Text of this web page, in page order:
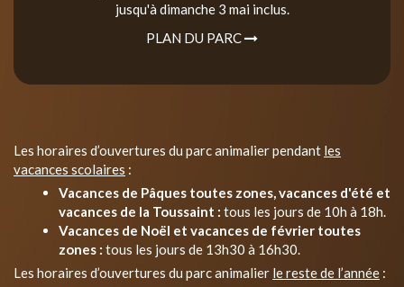
jusqu'à dimanche 3 mai inclus.
PLAN DU PARC
Les horaires d’ouvertures du parc animalier pendant les
vacances scolaires :
Vacances de Pâques toutes zones, vacances d'été et
vacances de la Toussaint : tous les jours de 10h à 18h.
Vacances de Noël et vacances de février toutes
zones : tous les jours de 13h30 à 16h30.
Les horaires d’ouvertures du parc animalier le reste de l’année :